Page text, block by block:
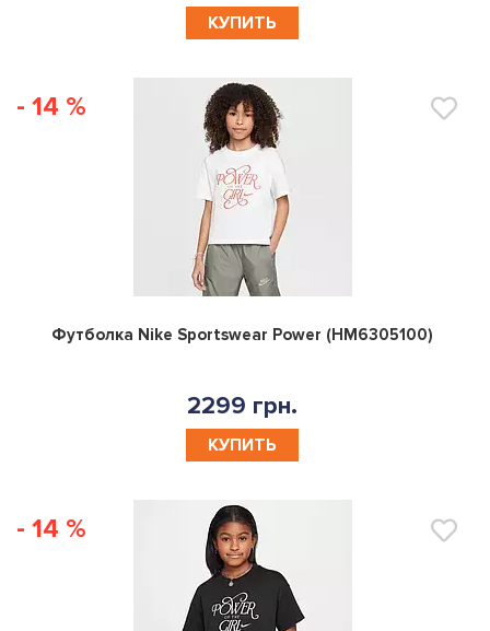
КУПИТЬ
- 14 %
0
Футболка Nike Sportswear Power (HM6305100)
2299 грн.
КУПИТЬ
- 14 %